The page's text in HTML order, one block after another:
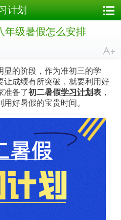
计划
年级暑假怎么安排
的阶段，作为准初三的学
让成绩有所突破，就要利用好
准备了初二暑假学习计划表，
好暑假的宝贵时间。